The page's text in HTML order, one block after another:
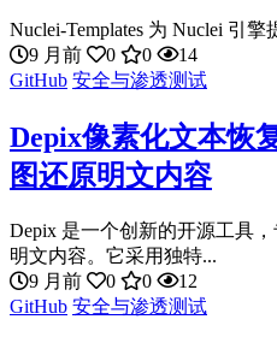
Nuclei-Templates 为 Nuclei 引
9 月前
0 0
14
GitHub 安全与渗透测试
Depix像素化文本恢
图还原明文内容
Depix 是一个创新的开源工具
明文内容。它采用独特...
9 月前
0 0
12
GitHub 安全与渗透测试